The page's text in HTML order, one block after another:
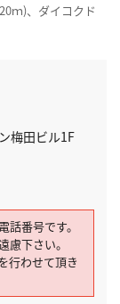
ｍ)、ダイコクド
梅田ビル1F
番号です。
慮下さい。
行わせて頂き